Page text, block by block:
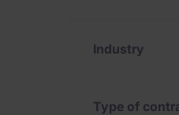
Industry
Type of